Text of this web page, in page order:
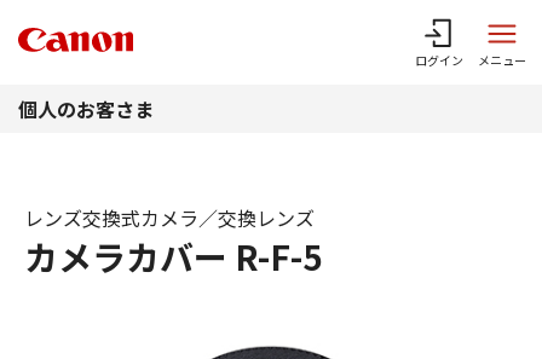
ログイン メニュー
個人のお客さま
カメラカバー R-F-5
レンズ交換式カメラ／交換レンズ